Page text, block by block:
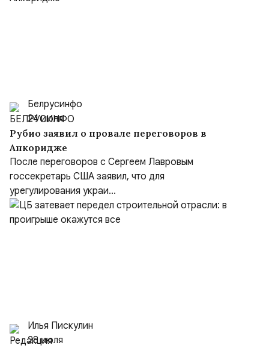
Белрусинфо
24 июля
Рубио заявил о провале переговоров в
Анкоридже
После переговоров с Сергеем Лавровым
госсекретарь США заявил, что для
урегулирования украи...
Илья Пискулин
28 июля